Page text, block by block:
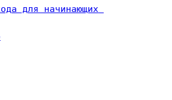
для начинающих